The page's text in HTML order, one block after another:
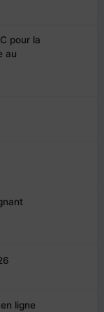
pour la
au
ligne